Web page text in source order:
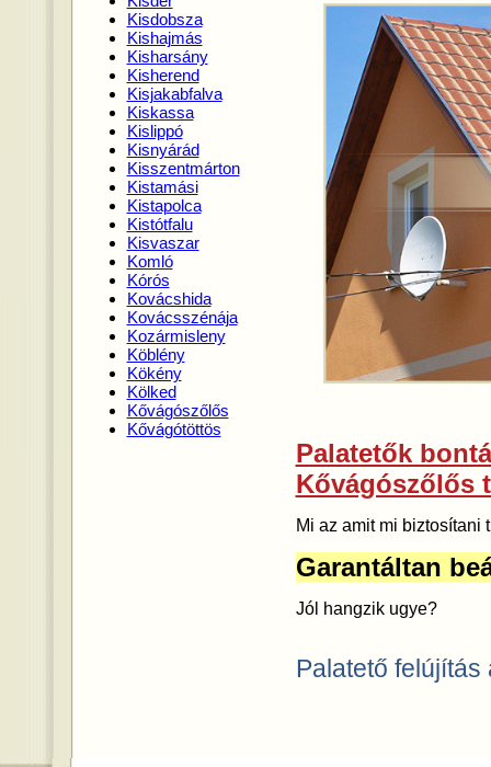
Kisdobsza
Kishajmás
Kisharsány
Kisherend
Kisjakabfalva
Kiskassa
Kislippó
Kisnyárád
Kisszentmárton
Kistamási
Kistapolca
Kistótfalu
Kisvaszar
Komló
Kórós
Kovácshida
Kovácsszénája
Kozármisleny
Köblény
Kökény
Kölked
Kővágószőlős
Kővágótöttös
Palatetők
Kővágószőlős
Mi az amit mi biztosítani
Garantáltan
Jól hangzik ugye?
Palatető felújítás